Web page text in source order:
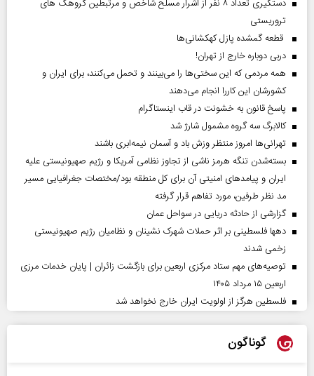
دستگیری تعداد ۸ نفر از اشرار مسلح شاخص و مرتبطین گروهک های
تروریستی
قطعه گمشده پازل کهکشانی‌ها
دربی دوباره خارج از تهران!
همه مردمی که این سختی‌ها را می‌بینند و تحمل می‌کنند، برای ایران و
کشورشان این کاررا انجام می‌دهند
پاسخ قانون به خشونت در قاب اینستاگرام
کالابرگ سه گروه مشمول شارژ شد
تهرانی‌ها امروز منتظر وزش باد و آسمان نیمه‌ابری باشند
بسته‌شدن تنگه هرمز ناشی از تجاوز نظامی آمریکا و رژیم صهیونیستی علیه
ایران و پیامد‌های امنیتی آن برای کل منطقه بود/مختصات جغرافیایی مسیر
مد نظر طرفین، مورد تفاهم قرار گرفته
گزارشی از حادثه دریایی در سواحل عمان
دهها فلسطینی بر اثر حملات شهرک نشینان و نظامیان رژیم صهیونیستی
زخمی شدند
توصیه‌های مهم ستاد مرکزی اربعین برای بازگشت زائران | پایان خدمات مرزی
اربعین ۱۵ مرداد ۱۴۰۵
فلسطین هرگز از اولویت ایران خارج نخواهد شد
گوناگون